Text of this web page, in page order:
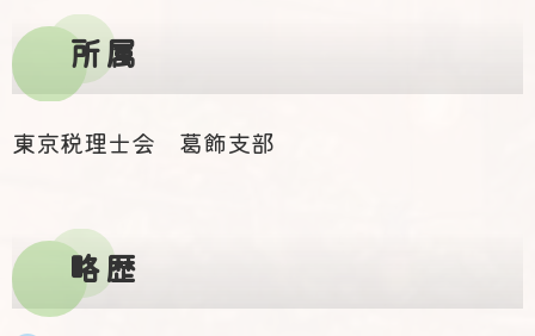
所属
東京税理士会 葛飾支部
略歴